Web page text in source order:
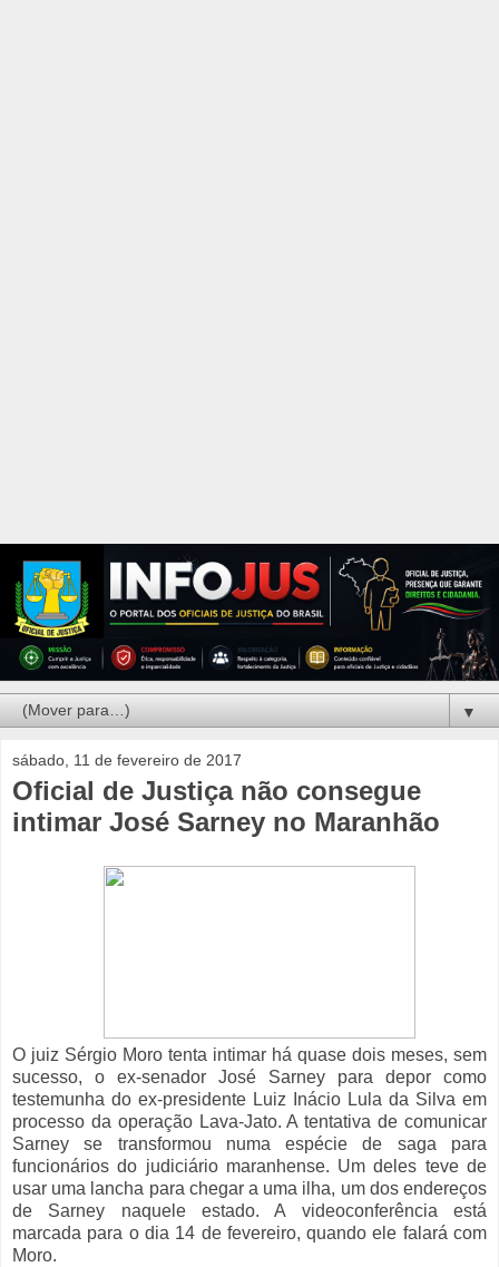
▼
sábado, 11 de fevereiro de 2017
Oficial de Justiça não consegue
intimar José Sarney no Maranhão
O juiz Sérgio Moro tenta intimar há quase dois meses, sem
sucesso, o ex-senador José Sarney para depor como
testemunha do ex-presidente Luiz Inácio Lula da Silva em
processo da operação Lava-Jato. A tentativa de comunicar
Sarney se transformou numa espécie de saga para
funcionários do judiciário maranhense. Um deles teve de
usar uma lancha para chegar a uma ilha, um dos endereços
de Sarney naquele estado. A videoconferência está
marcada para o dia 14 de fevereiro, quando ele falará com
Moro.